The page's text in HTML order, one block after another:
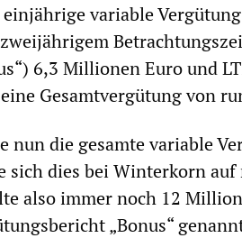
einjährige variable
6,3 Millionen Euro und
Gesamtvergütung von
nun die gesamte variable
sich dies bei Winterkorn
also immer noch 12
„Bonus“